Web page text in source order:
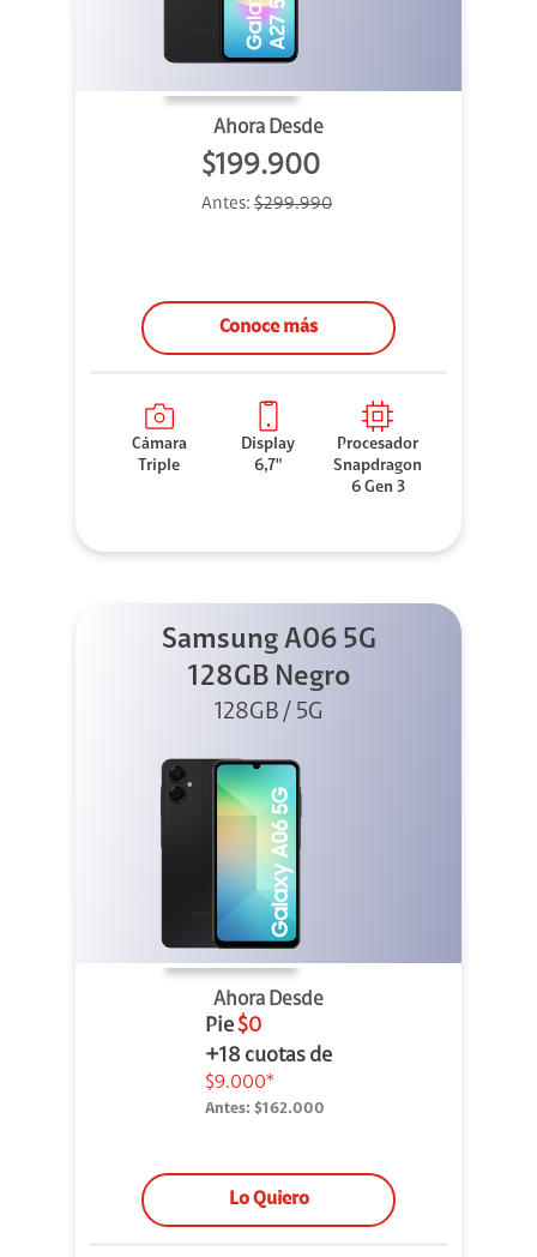
Ahora Desde
$199.900
Antes: $299.990
Conoce más
Cámara
Triple
Display
6,7"
Procesador
Snapdragon
6 Gen 3
Samsung A06 5G
128GB Negro
128GB / 5G
Ahora Desde
Pie $0
+18 cuotas de
$9.000*
Antes: $162.000
Lo Quiero